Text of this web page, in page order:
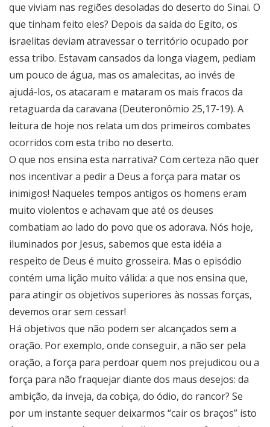
que viviam nas regiões desoladas do deserto do Sinai. O
que tinham feito eles? Depois da saída do Egito, os
israelitas deviam atravessar o território ocupado por
essa tribo. Estavam cansados da longa viagem, pediam
um pouco de água, mas os amalecitas, ao invés de
ajudá-los, os atacaram e mataram os mais fracos da
retaguarda da caravana (Deuteronômio 25,17-19). A
leitura de hoje nos relata um dos primeiros combates
ocorridos com esta tribo no deserto.
O que nos ensina esta narrativa? Com certeza não quer
nos incentivar a pedir a Deus a força para matar os
inimigos! Naqueles tempos antigos os homens eram
muito violentos e achavam que até os deuses
combatiam ao lado do povo que os adorava. Nós hoje,
iluminados por Jesus, sabemos que esta idéia a
respeito de Deus é muito grosseira. Mas o episódio
contém uma lição muito válida: a que nos ensina que,
para atingir os objetivos superiores às nossas forças,
devemos orar sem cessar!
Há objetivos que não podem ser alcançados sem a
oração. Por exemplo, onde conseguir, a não ser pela
oração, a força para perdoar quem nos prejudicou ou a
força para não fraquejar diante dos maus desejos: da
ambição, da inveja, da cobiça, do ódio, do rancor? Se
por um instante sequer deixarmos “cair os braços” isto